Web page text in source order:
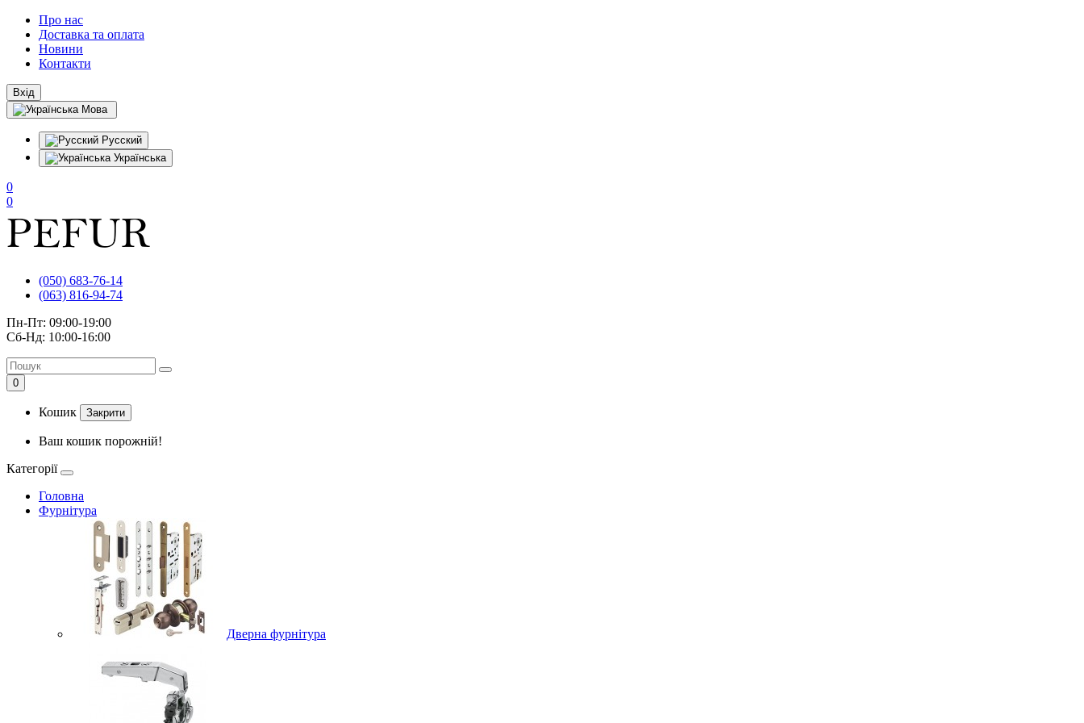
Про нас
Доставка та оплата
Новини
Контакти
Вхід
Мова
Русский
Українська
0
0
(050) 683-76-14
(063) 816-94-74
Пн-Пт: 09:00-19:00
Сб-Нд: 10:00-16:00
0
Кошик Закрити
Ваш кошик порожній!
Категорії
Головна
Фурнітура
Дверна фурнітура